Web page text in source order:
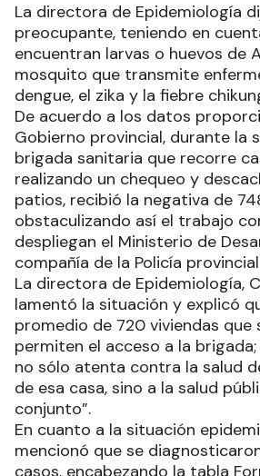
La directora de Epidemiología
preocupante, teniendo en
encuentran larvas o huevos de
mosquito que transmite
dengue, el zika y la fiebre
De acuerdo a los datos
Gobierno provincial, durante la
brigada sanitaria que recorre
realizando un chequeo y
patios, recibió la negativa de
obstaculizando así el trabajo
despliegan el Ministerio de
compañía de la Policía
La directora de Epidemiología,
lamentó la situación y explicó
promedio de 720 viviendas que
permiten el acceso a la
no sólo atenta contra la salud
de esa casa, sino a la salud
conjunto”.
En cuanto a la situación
mencionó que se
casos, encabezando la tabla